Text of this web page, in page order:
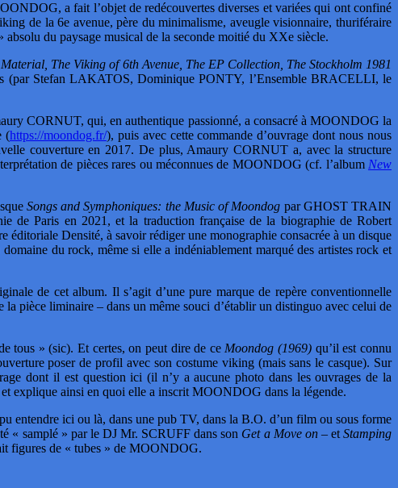
a fait l’objet de redécouvertes diverses et variées qui ont confiné
de la 6e avenue, père du minimalisme, aveugle visionnaire, thuriféraire
du paysage musical de la seconde moitié du XXe siècle.
The Viking of 6th Avenue, The EP Collection, The Stockholm 1981
(par Stefan LAKATOS, Dominique PONTY, l’Ensemble BRACELLI, le
CORNUT, qui, en authentique passionné, a consacré à MOONDOG la
(https://moondog.fr/), puis avec cette commande d’ouvrage dont nous nous
couverture en 2017. De plus, Amaury CORNUT a, avec la structure
de pièces rares ou méconnues de MOONDOG (cf. l’album New
Songs and Symphoniques: the Music of Moondog par GHOST TRAIN
Paris en 2021, et la traduction française de la biographie de Robert
Densité, à savoir rédiger une monographie consacrée à un disque
du rock, même si elle a indéniablement marqué des artistes rock et
de cet album. Il s’agit d’une pure marque de repère conventionnelle
la pièce liminaire – dans un même souci d’établir un distinguo avec celui de
tous » (sic). Et certes, on peut dire de ce Moondog (1969) qu’il est connu
poser de profil avec son costume viking (mais sans le casque). Sur
dont il est question ici (il n’y a aucune photo dans les ouvrages de la
explique ainsi en quoi elle a inscrit MOONDOG dans la légende.
entendre ici ou là, dans une pub TV, dans la B.O. d’un film ou sous forme
« samplé » par le DJ Mr. SCRUFF dans son Get a Move on– etStamping
figures de « tubes » de MOONDOG.